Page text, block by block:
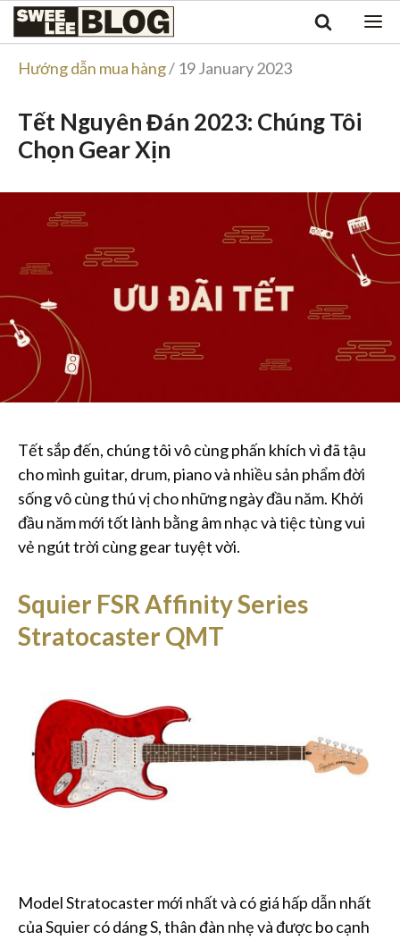
Singapore
Malaysia
Tiếng Việt
Swee
Blog
Hướng dẫn mua hàng/ 19 January 2023
Tết Nguyên Đán 2023: Chúng Tôi
Chọn Gear Xịn
Tết sắp đến, chúng tôi vô cùng phấn khích vì đã tậu
cho mình guitar, drum, piano và nhiều sản phẩm đời
sống vô cùng thú vị cho những ngày đầu năm. Khởi
đầu năm mới tốt lành bằng âm nhạc và tiệc tùng vui
vẻ ngút trời cùng gear tuyệt vời.
Squier FSR Affinity Series
Stratocaster QMT
Model Stratocaster mới nhất và có giá hấp dẫn nhất
của Squier có dáng S, thân đàn nhẹ và được bo cạnh